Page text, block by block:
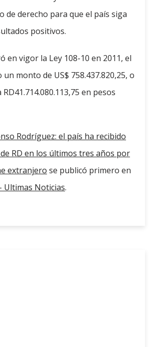
de derecho para que el país siga
positivos.
en vigor la Ley 108-10 en 2011, el
monto de US$ 758.437.820,25, o
en pesos
Rodríguez: el país ha recibido
RD en los últimos tres años por
extranjero se publicó primero en
Ultimas Noticias.